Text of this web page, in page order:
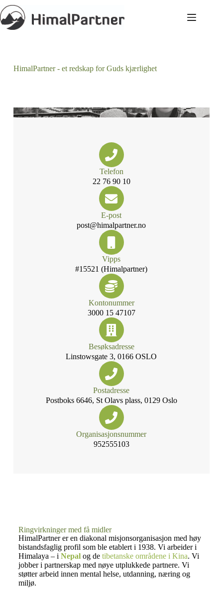
HimalPartner - et redskap for Guds kjærlighet
Telefon
22 76 90 10
E-post
post@himalpartner.no
Vipps
#15521 (Himalpartner)
Kontonummer
3000 15 47107
Besøksadresse
Linstowsgate 3, 0166 OSLO
Postadresse
Postboks 6646, St Olavs plass, 0129 Oslo
Organisasjonsnummer
952555103
Ringvirkninger med få midler
HimalPartner er en diakonal misjonsorganisasjon med høy
bistandsfaglig profil som ble etablert i 1938. Vi arbeider i
Himalaya – i Nepal og de tibetanske områdene i Kina. Vi
jobber i partnerskap med nøye utplukkede partnere. Vi
støtter arbeid innen mental helse, utdanning, næring og
miljø.